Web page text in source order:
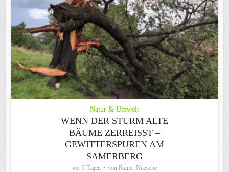
Natur & Umwelt
WENN DER STURM ALTE
BÄUME ZERREISST – G
EWITTERSPUREN AM S
AMERBERG
vor 3 Tagen von Rainer Nitzsche